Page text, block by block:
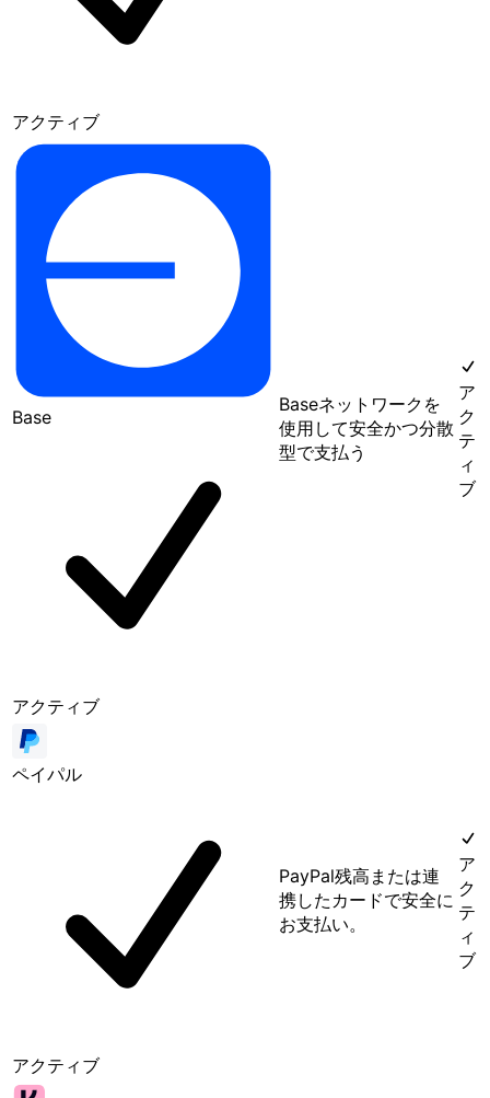
アクティブ
Base
アクティブ
Baseネットワークを
使用して安全かつ分散
型で支払う
ア
ク
テ
ィ
ブ
ペイパル
アクティブ
PayPal残高または連
携したカードで安全に
お支払い。
ア
ク
テ
ィ
ブ